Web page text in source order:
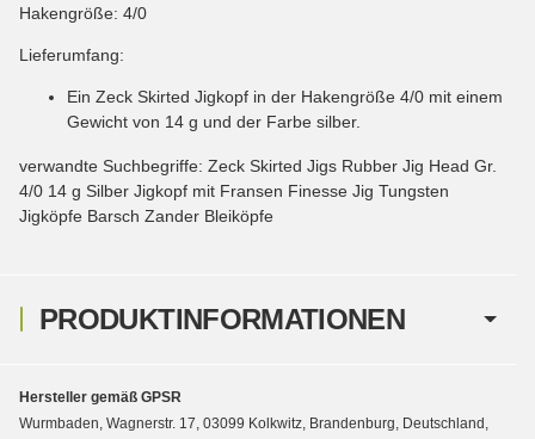
PRODUKTINFORMATIONEN
Hakengröße: 4/0
Lieferumfang:
Ein Zeck Skirted Jigkopf in der Hakengröße 4/0 mit einem
Gewicht von 14 g und der Farbe silber.
verwandte Suchbegriffe: Zeck Skirted Jigs Rubber Jig Head Gr.
4/0 14 g Silber Jigkopf mit Fransen Finesse Jig Tungsten
Jigköpfe Barsch Zander Bleiköpfe
Hersteller gemäß GPSR
Wurmbaden, Wagnerstr. 17, 03099 Kolkwitz, Brandenburg, Deutschland,